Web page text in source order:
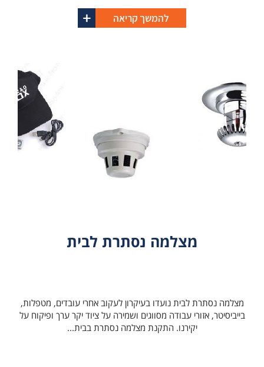
להמשך קריאה
מצלמה נסתרת לבית
מצלמה נסתרת לבית נועדו בעיקרון לעקוב אחרי עובדים, מטפלות,
בייביסיטר, אזורי עבודה מסווגים ושמירה על ציוד יקר ערך ופיקוח על
יקירנו. התקנת מצלמה נסתרת בבית...